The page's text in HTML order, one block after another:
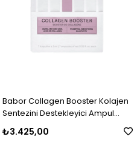
Babor Collagen Booster Kolajen
Sentezini Destekleyici Ampul
Konsantresi 7x2 ml
₺3.425,00